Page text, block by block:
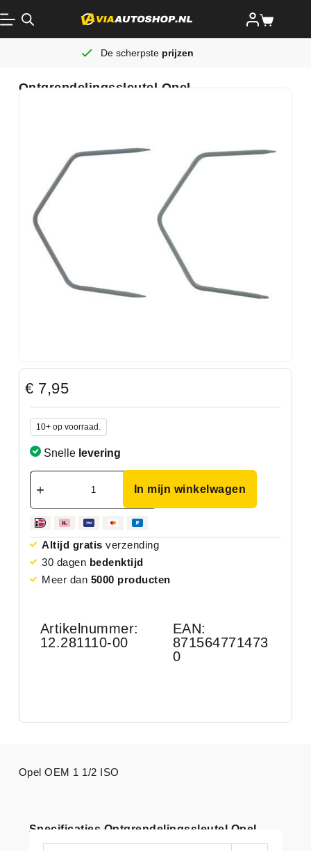
De scherpste prijzen
Ontgrendelingssleutel Opel
€ 7,95
10+ op voorraad.
Snelle levering
In mijn winkelwagen
Altijd gratis verzending
30 dagen bedenktijd
Meer dan 5000 producten
Artikelnummer:
12.281110-00
EAN:
871564771473
0
Specificaties Ontgrendelingssleutel Opel
Opel OEM 1 1/2 ISO